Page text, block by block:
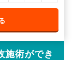
施術ができ